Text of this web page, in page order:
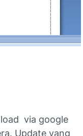
via google
Update yang